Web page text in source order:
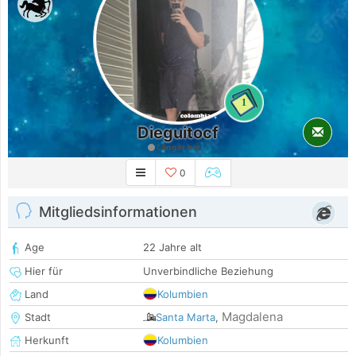
1
Dieguitocf
Länger her
0
Mitgliedsinformationen
Age
22 Jahre alt
Hier für
Unverbindliche Beziehung
Land
Kolumbien
Stadt
Santa Marta, Magdalena
Herkunft
Kolumbien